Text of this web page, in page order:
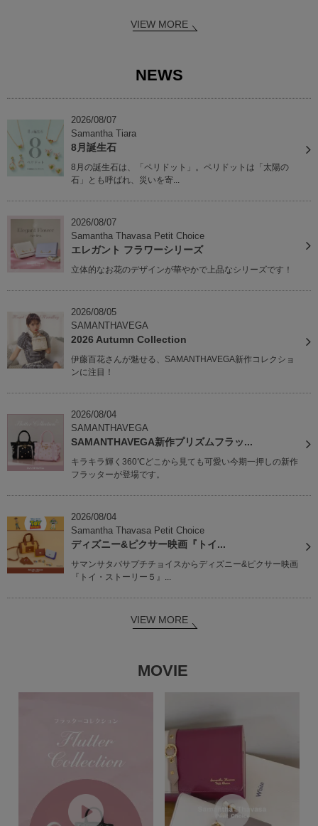
VIEW MORE
NEWS
2026/08/07
Samantha Tiara
8月誕生石
8月の誕生石は、「ペリドット」。ペリドットは「太陽の
石」とも呼ばれ、災いを寄...
2026/08/07
Samantha Thavasa Petit Choice
エレガント フラワーシリーズ
立体的なお花のデザインが華やかで上品なシリーズです！
2026/08/05
SAMANTHAVEGA
2026 Autumn Collection
伊藤百花さんが魅せる、SAMANTHAVEGA新作コレクショ
ンに注目！
2026/08/04
SAMANTHAVEGA
SAMANTHAVEGA新作プリズムフラッ...
キラキラ輝く360℃どこから見ても可愛い今期一押しの新作
フラッターが登場です。
2026/08/04
Samantha Thavasa Petit Choice
ディズニー&ピクサー映画『トイ...
サマンサタバサプチチョイスからディズニー&ピクサー映画
『トイ・ストーリー５』...
VIEW MORE
MOVIE